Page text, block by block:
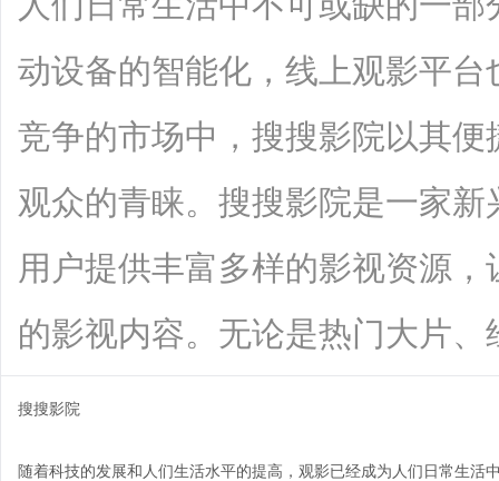
动设备的智能化，线上观影平
竞争的市场中，搜搜影院以其
观众的青睐。搜搜影院是一家
用户提供丰富多样的影视资源
的影视内容。无论是热门大片、
搜搜影院
随着科技的发展和人们生活水平的提高，观影已经成为人们日常生